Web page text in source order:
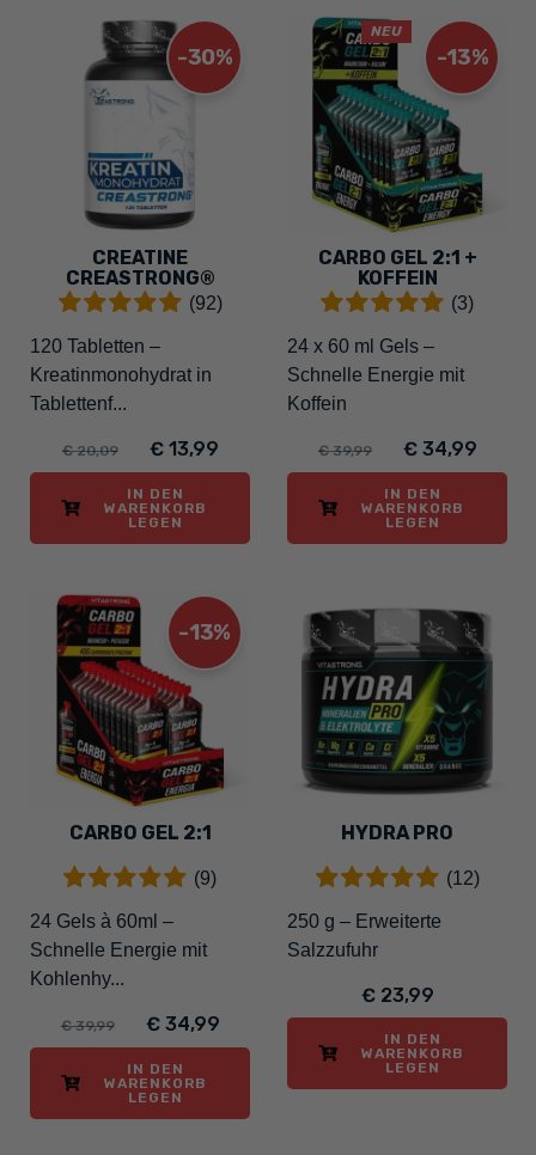
-30%
CREATINE
CREASTRONG®
(92)
120 Tabletten –
Kreatinmonohydrat in
Tablettenf...
€ 20,09 € 13,99
IN DEN
WARENKORB
LEGEN
-13%
NEU
CARBO GEL 2:1 +
KOFFEIN
(3)
24 x 60 ml Gels –
Schnelle Energie mit
Koffein
€ 39,99 € 34,99
IN DEN
WARENKORB
LEGEN
-13%
CARBO GEL 2:1
(9)
24 Gels à 60ml –
Schnelle Energie mit
Kohlenhy...
€ 39,99 € 34,99
IN DEN
WARENKORB
LEGEN
HYDRA PRO
(12)
250 g – Erweiterte
Salzzufuhr
€ 23,99
IN DEN
WARENKORB
LEGEN